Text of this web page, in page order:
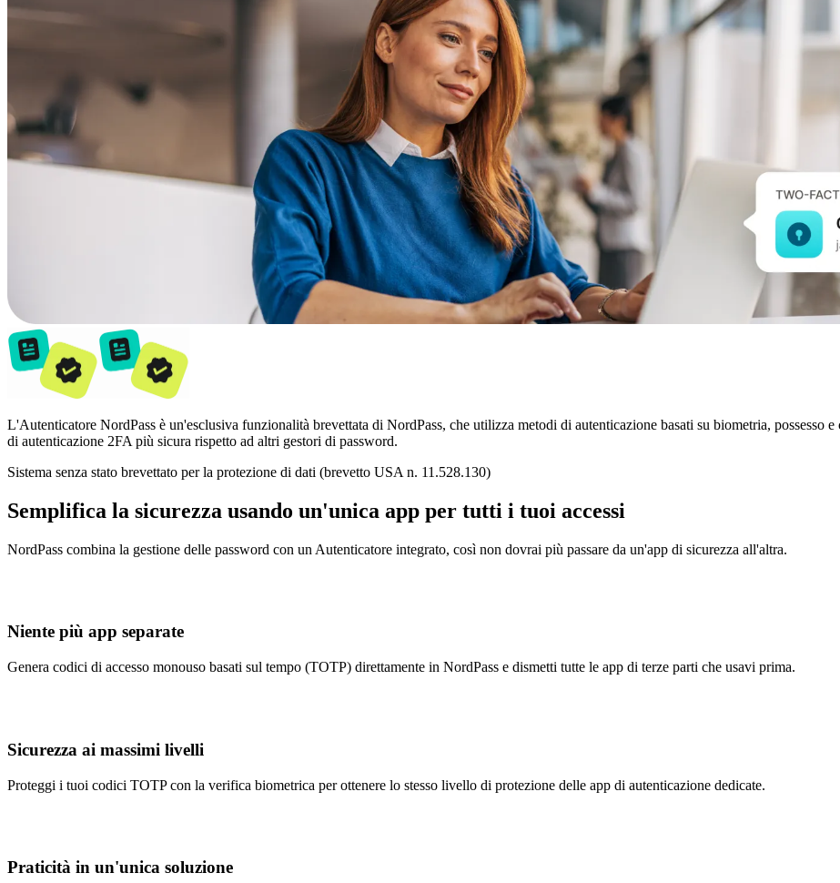
NIST
SOC 2
Inizia il periodo di prova del piano Business
L'Autenticatore NordPass è un'esclusiva funzionalità brevettata di NordPass, che utilizza metodi di autenticazione basati su biometria, possesso
di autenticazione 2FA più sicura rispetto ad altri gestori di password.
Sistema senza stato brevettato per la protezione di dati (brevetto USA n. 11.528.130)
Semplifica la sicurezza usando un'unica app per tutti i tuoi accessi
NordPass combina la gestione delle password con un Autenticatore integrato, così non dovrai più passare da un'app di sicurezza all'altra.
Niente più app separate
Genera codici di accesso monouso basati sul tempo (TOTP) direttamente in NordPass e dismetti tutte le app di terze parti che usavi prima.
Sicurezza ai massimi livelli
Proteggi i tuoi codici TOTP con la verifica biometrica per ottenere lo stesso livello di protezione delle app di autenticazione dedicate.
Praticità in un'unica soluzione